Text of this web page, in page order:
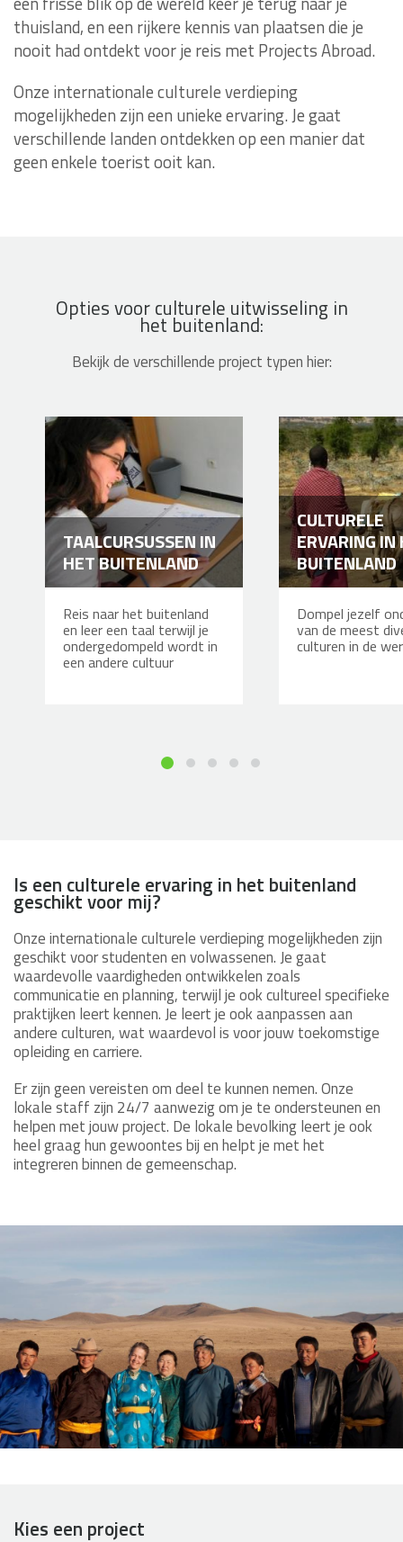
thuisland, en een rijkere kennis van plaatsen die je
nooit had ontdekt voor je reis met Projects Abroad.
Onze internationale culturele verdieping
mogelijkheden zijn een unieke ervaring. Je gaat
verschillende landen ontdekken op een manier dat
geen enkele toerist ooit kan.
Opties voor culturele uitwisseling in
het buitenland:
Bekijk de verschillende project typen hier:
TAALCURSUSSEN IN
HET BUITENLAND
Reis naar het buitenland
en leer een taal terwijl je
ondergedompeld wordt in
een andere cultuur
CULTURELE
ERVARING IN
BUITENLAND
Dompel jezelf
van de meest
culturen in de
Is een culturele ervaring in het buitenland
geschikt voor mij?
Onze internationale culturele verdieping mogelijkheden zijn
geschikt voor studenten en volwassenen. Je gaat
waardevolle vaardigheden ontwikkelen zoals
communicatie en planning, terwijl je ook cultureel specifieke
praktijken leert kennen. Je leert je ook aanpassen aan
andere culturen, wat waardevol is voor jouw toekomstige
opleiding en carriere.
Er zijn geen vereisten om deel te kunnen nemen. Onze
lokale staff zijn 24/7 aanwezig om je te ondersteunen en
helpen met jouw project. De lokale bevolking leert je ook
heel graag hun gewoontes bij en helpt je met het
integreren binnen de gemeenschap.
Kies een project